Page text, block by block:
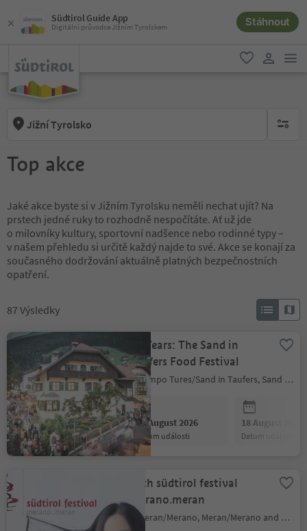
Südtirol Guide App
Digitální průvodce Jižním Tyrolskem Stáhnout
oblíbené
Jižní Tyrolsko brak
Top akce
Jaké akce byste si v Jižním Tyrolsku neměli nechat ujít? Na
prstech jedné ruky to rozhodně nespočítáte. Ať už jde
o milovníky kultury, sportovní nadšence nebo rodinné typy –
v našem přehledu si určitě každý najde to své. Akce se konají za
současného dodržování aktuálně platných bezpečnostních
opatření.
87 Výsledky
30 Years: The Sand in
Taufers Food Festival
Campo Tures/Sand in Taufers, Sand in Taufers/Campo Tures, Ahrntal/Valle Aurina
11 August 2026
datum události
18 August 2026
datum události
41th südtirol festival
merano.meran
Meran/Merano, Meran/Merano and environs